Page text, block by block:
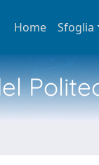
Home Sfoglia